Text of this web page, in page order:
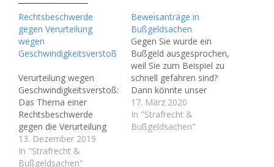
Rechtsbeschwerde
gegen Verurteilung
wegen
Geschwindigkeitsverstoß
Verurteilung wegen
Geschwindigkeitsverstoß:
Das Thema einer
Rechtsbeschwerde
gegen die Verurteilung
wegen eines
Geschwindigkeitsverstoß
es ist immer wieder von
13. Dezember 2019
In "Strafrecht &
Bußgeldsachen"
Beweisanträge in
Bußgeldsachen
Gegen Sie wurde ein
Bußgeld ausgesprochen,
weil Sie zum Beispiel zu
schnell gefahren sind?
Dann könnte unser
heutiges Thema
interessant für Sie sein:
Es geht um
17. März 2020
In "Strafrecht &
Bußgeldsachen"